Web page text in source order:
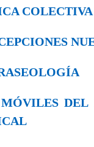
COLEC­TIVA
DEL